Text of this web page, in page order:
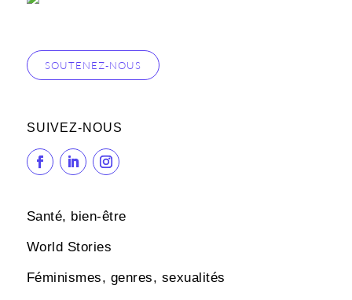
SOUTENEZ-NOUS
SUIVEZ-NOUS
Santé, bien-être
World Stories
Féminismes, genres, sexualités